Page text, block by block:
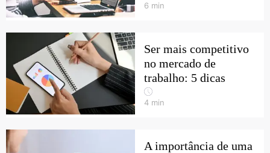
6 min
Ser mais competitivo
no mercado de
trabalho: 5 dicas
4 min
A importância de uma